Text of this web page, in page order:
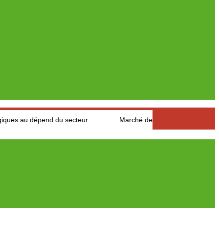
du secteur Marché des fruits est légumes : Les